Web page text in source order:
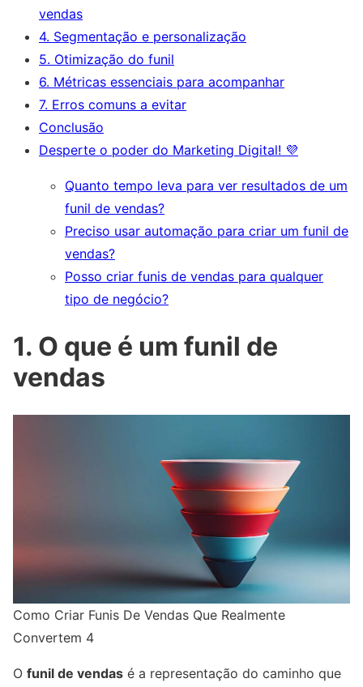
vendas
4. Segmentação e personalização
5. Otimização do funil
6. Métricas essenciais para acompanhar
7. Erros comuns a evitar
Conclusão
Desperte o poder do Marketing Digital! 💜
Quanto tempo leva para ver resultados de um
funil de vendas?
Preciso usar automação para criar um funil de
vendas?
Posso criar funis de vendas para qualquer
tipo de negócio?
1. O que é um funil de
vendas
Como Criar Funis De Vendas Que Realmente
Convertem 4
O funil de vendas é a representação do caminho que